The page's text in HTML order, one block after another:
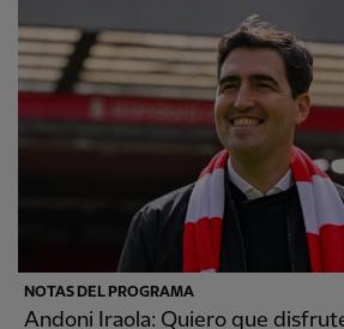
NOTAS DEL PROGRAMA
Andoni Iraola: Quiero que